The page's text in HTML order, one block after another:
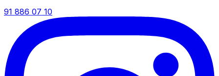
91 886 07 10